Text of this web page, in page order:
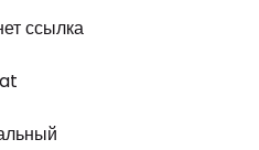
ссылка